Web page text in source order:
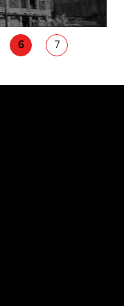
6 7